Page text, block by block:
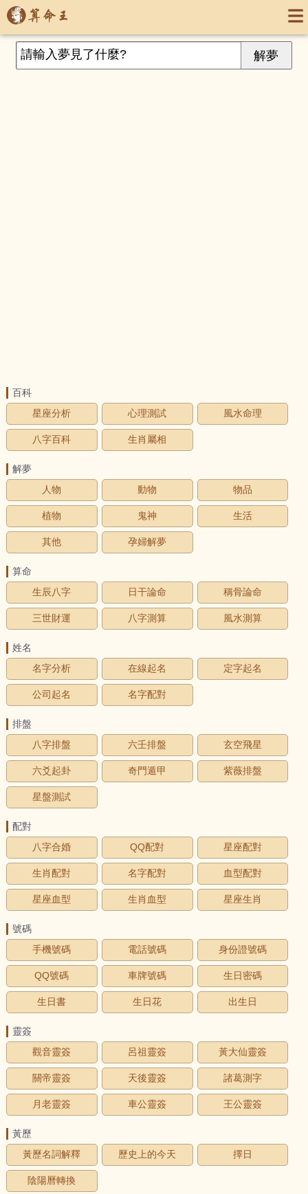
百科
星座分析
心理測試 風水命理
八字百科 生肖屬相
解夢
人物
動物 物品
植物 鬼神 生活
其他 孕婦解夢
算命
生辰八字
日干論命 稱骨論命
三世財運 八字測算 風水測算
姓名
名字分析
在線起名 定字起名
公司起名 名字配對
排盤
八字排盤
六壬排盤 玄空飛星
六爻起卦 奇門遁甲 紫薇排盤
星盤測試
配對
八字合婚
QQ配對 星座配對
生肖配對 名字配對 血型配對
星座血型 生肖血型 星座生肖
號碼
手機號碼
電話號碼 身份證號碼
QQ號碼 車牌號碼 生日密碼
生日書 生日花 出生日
靈簽
觀音靈簽
呂祖靈簽 黃大仙靈簽
關帝靈簽 天後靈簽 諸葛測字
月老靈簽 車公靈簽 王公靈簽
黃歷
黃歷名詞解釋
歷史上的今天 擇日
陰陽曆轉換